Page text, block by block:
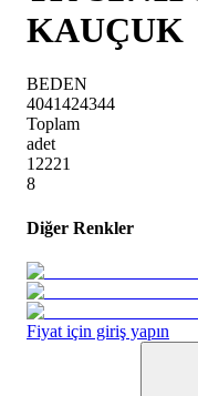
KAUÇUK
BEDEN
4041424344
Toplam
adet
12221
8
Diğer Renkler
Fiyat için giriş yapın